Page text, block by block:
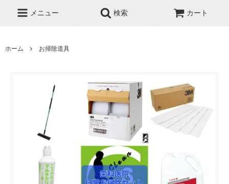
メニュー 検索 カート
ホーム お掃除道具